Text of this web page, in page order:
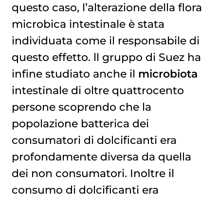
questo caso, l’alterazione della flora
microbica intestinale è stata
individuata come il responsabile di
questo effetto. ll gruppo di Suez ha
infine studiato anche il microbiota
intestinale di oltre quattrocento
persone scoprendo che la
popolazione batterica dei
consumatori di dolcificanti era
profondamente diversa da quella
dei non consumatori. Inoltre il
consumo di dolcificanti era